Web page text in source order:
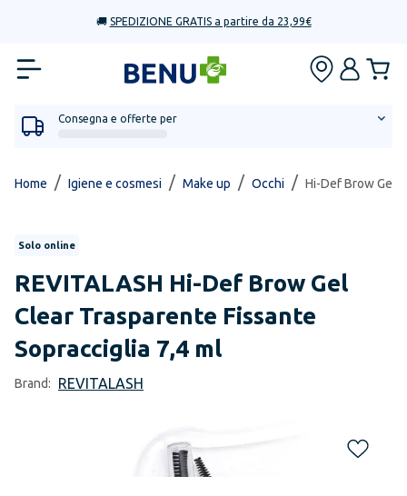
🚚 SPEDIZIONE GRATIS a partire da 23,99€
Consegna e offerte per
Home / Igiene e cosmesi / Make up / Occhi / Hi-Def Brow Gel
Solo online
REVITALASH Hi-Def Brow Gel
Clear Trasparente Fissante
Sopracciglia 7,4 ml
Brand: REVITALASH